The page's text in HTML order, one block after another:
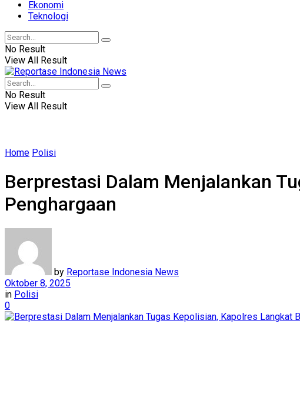
Ekonomi
Teknologi
No Result
View All Result
No Result
View All Result
Home Polisi
Berprestasi Dalam Menjalankan
Penghargaan
by Reportase Indonesia News
Oktober 8, 2025
in Polisi
0